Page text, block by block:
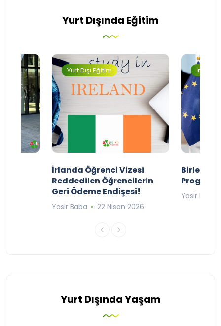
Yurt Dışında Eğitim
Yurt Dışı Eğitim
İrlanda Öğrenci Vizesi
Reddedilen Öğrencilerin
Geri Ödeme Endişesi!
Yasir Baba 22 Nisan 2026
Birleşik
Yasir Baba
Yurt Dışında Yaşam